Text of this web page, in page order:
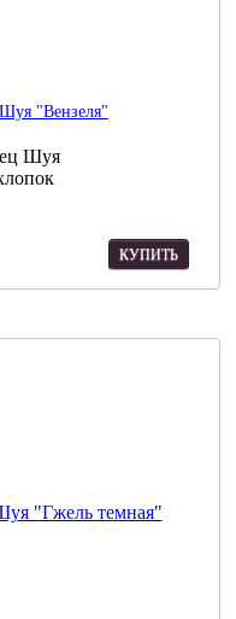
"Вензеля"
Шуя
КУПИТЬ